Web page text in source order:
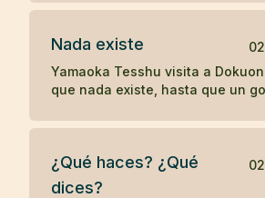
palabras sin despertar.
Nada existe
Yamaoka Tesshu visita a
que nada existe, hasta que un
con fuerza.
¿Qué haces? ¿Qué
dices?